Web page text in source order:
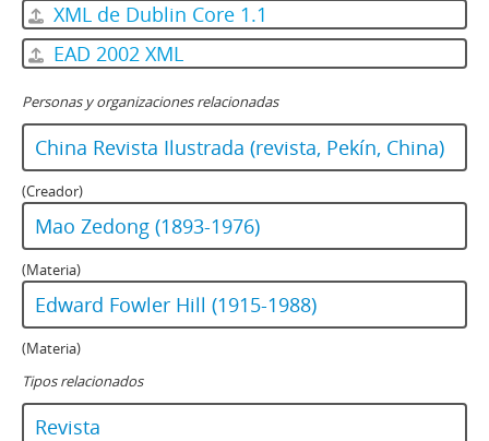
XML de Dublin Core 1.1
EAD 2002 XML
Personas y organizaciones relacionadas
China Revista Ilustrada (revista, Pekín, China)
(Creador)
Mao Zedong (1893-1976)
(Materia)
Edward Fowler Hill (1915-1988)
(Materia)
Tipos relacionados
Revista